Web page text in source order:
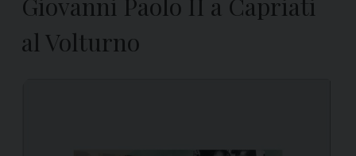
Giovanni Paolo II a Capriati
al Volturno